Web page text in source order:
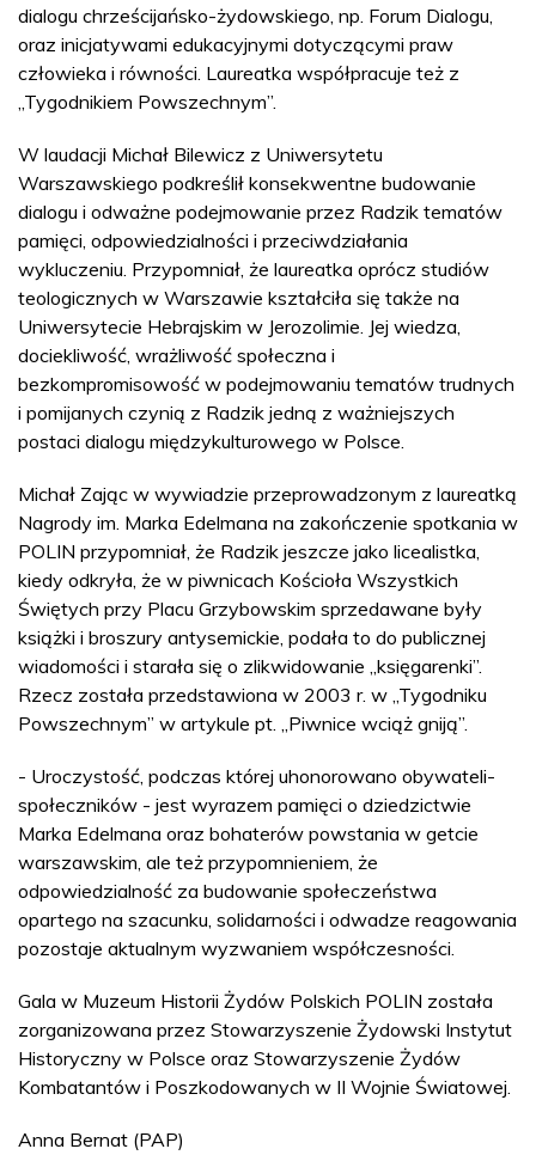
dialogu chrześcijańsko-żydowskiego, np. Forum Dialogu,
oraz inicjatywami edukacyjnymi dotyczącymi praw
człowieka i równości. Laureatka współpracuje też z
„Tygodnikiem Powszechnym”.
W laudacji Michał Bilewicz z Uniwersytetu
Warszawskiego podkreślił konsekwentne budowanie
dialogu i odważne podejmowanie przez Radzik tematów
pamięci, odpowiedzialności i przeciwdziałania
wykluczeniu. Przypomniał, że laureatka oprócz studiów
teologicznych w Warszawie kształciła się także na
Uniwersytecie Hebrajskim w Jerozolimie. Jej wiedza,
dociekliwość, wrażliwość społeczna i
bezkompromisowość w podejmowaniu tematów trudnych
i pomijanych czynią z Radzik jedną z ważniejszych
postaci dialogu międzykulturowego w Polsce.
Michał Zając w wywiadzie przeprowadzonym z laureatką
Nagrody im. Marka Edelmana na zakończenie spotkania w
POLIN przypomniał, że Radzik jeszcze jako licealistka,
kiedy odkryła, że w piwnicach Kościoła Wszystkich
Świętych przy Placu Grzybowskim sprzedawane były
książki i broszury antysemickie, podała to do publicznej
wiadomości i starała się o zlikwidowanie „księgarenki”.
Rzecz została przedstawiona w 2003 r. w „Tygodniku
Powszechnym” w artykule pt. „Piwnice wciąż gniją”.
- Uroczystość, podczas której uhonorowano obywateli-
społeczników - jest wyrazem pamięci o dziedzictwie
Marka Edelmana oraz bohaterów powstania w getcie
warszawskim, ale też przypomnieniem, że
odpowiedzialność za budowanie społeczeństwa
opartego na szacunku, solidarności i odwadze reagowania
pozostaje aktualnym wyzwaniem współczesności.
Gala w Muzeum Historii Żydów Polskich POLIN została
zorganizowana przez Stowarzyszenie Żydowski Instytut
Historyczny w Polsce oraz Stowarzyszenie Żydów
Kombatantów i Poszkodowanych w II Wojnie Światowej.
Anna Bernat (PAP)